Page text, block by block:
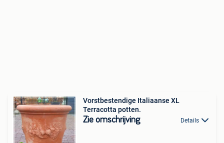
Vorstbestendige Italiaanse XL
Terracotta potten.
Zie omschrijving Details